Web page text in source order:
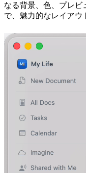
なる背景、色、プレビ
で、魅力的なレイアウ